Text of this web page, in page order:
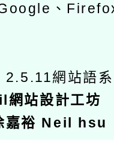
、
2.5.11網站語
網站設計工坊
嘉裕 Neil hsu